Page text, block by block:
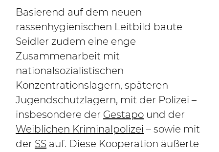
Basierend auf dem neuen
rassenhygienischen Leitbild baute
Seidler zudem eine enge
Zusammenarbeit mit
nationalsozialistischen
Konzentrationslagern, späteren
Jugendschutzlagern, mit der Polizei –
insbesondere der Gestapo und der
Weiblichen Kriminalpolizei – sowie mit
der SS auf. Diese Kooperation äußerte